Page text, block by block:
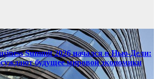
Summit 2026 начался в Нью‑Дели:
будущее мировой экономики